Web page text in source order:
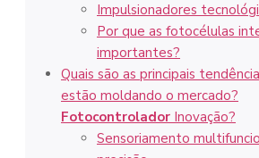
Impulsionadores
Por que as fotocélulas
importantes?
Quais são as principais
estão moldando o mercado?
Fotocontrolador Inovação?
Sensoriamento